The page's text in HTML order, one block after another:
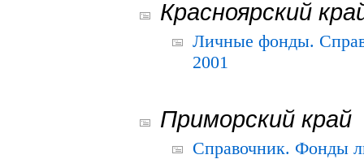
Красноярский
Личные фонды.
2001
Приморский край
Справочник. Фонды